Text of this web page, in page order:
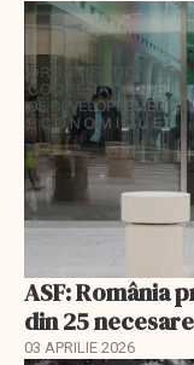
ASF: România
din 25
03 APRILIE 2026